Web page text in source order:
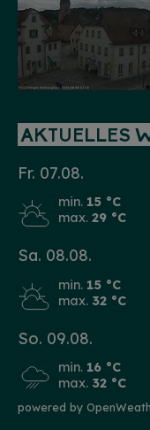
AKTUELLES
Fr. 07.08.
min. 15 °C
max. 29 °C
Sa. 08.08.
min. 15 °C
max. 32 °C
So. 09.08.
min. 16 °C
max. 32 °C
powered by